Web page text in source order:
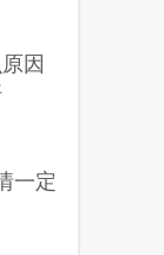
因
一定